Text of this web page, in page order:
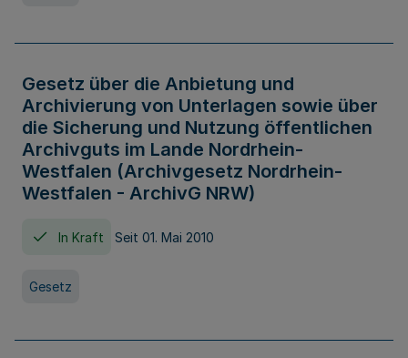
Gesetz über die Anbietung und
Archivierung von Unterlagen sowie über
die Sicherung und Nutzung öffentlichen
Archivguts im Lande Nordrhein-
Westfalen (Archivgesetz Nordrhein-
Westfalen - ArchivG NRW)
In Kraft Seit 01. Mai 2010
Gesetz